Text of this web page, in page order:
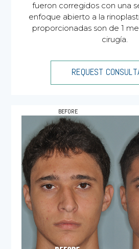
fueron corregidos con una
enfoque abierto a la
proporcionadas son de 1
cirugía.
REQUEST